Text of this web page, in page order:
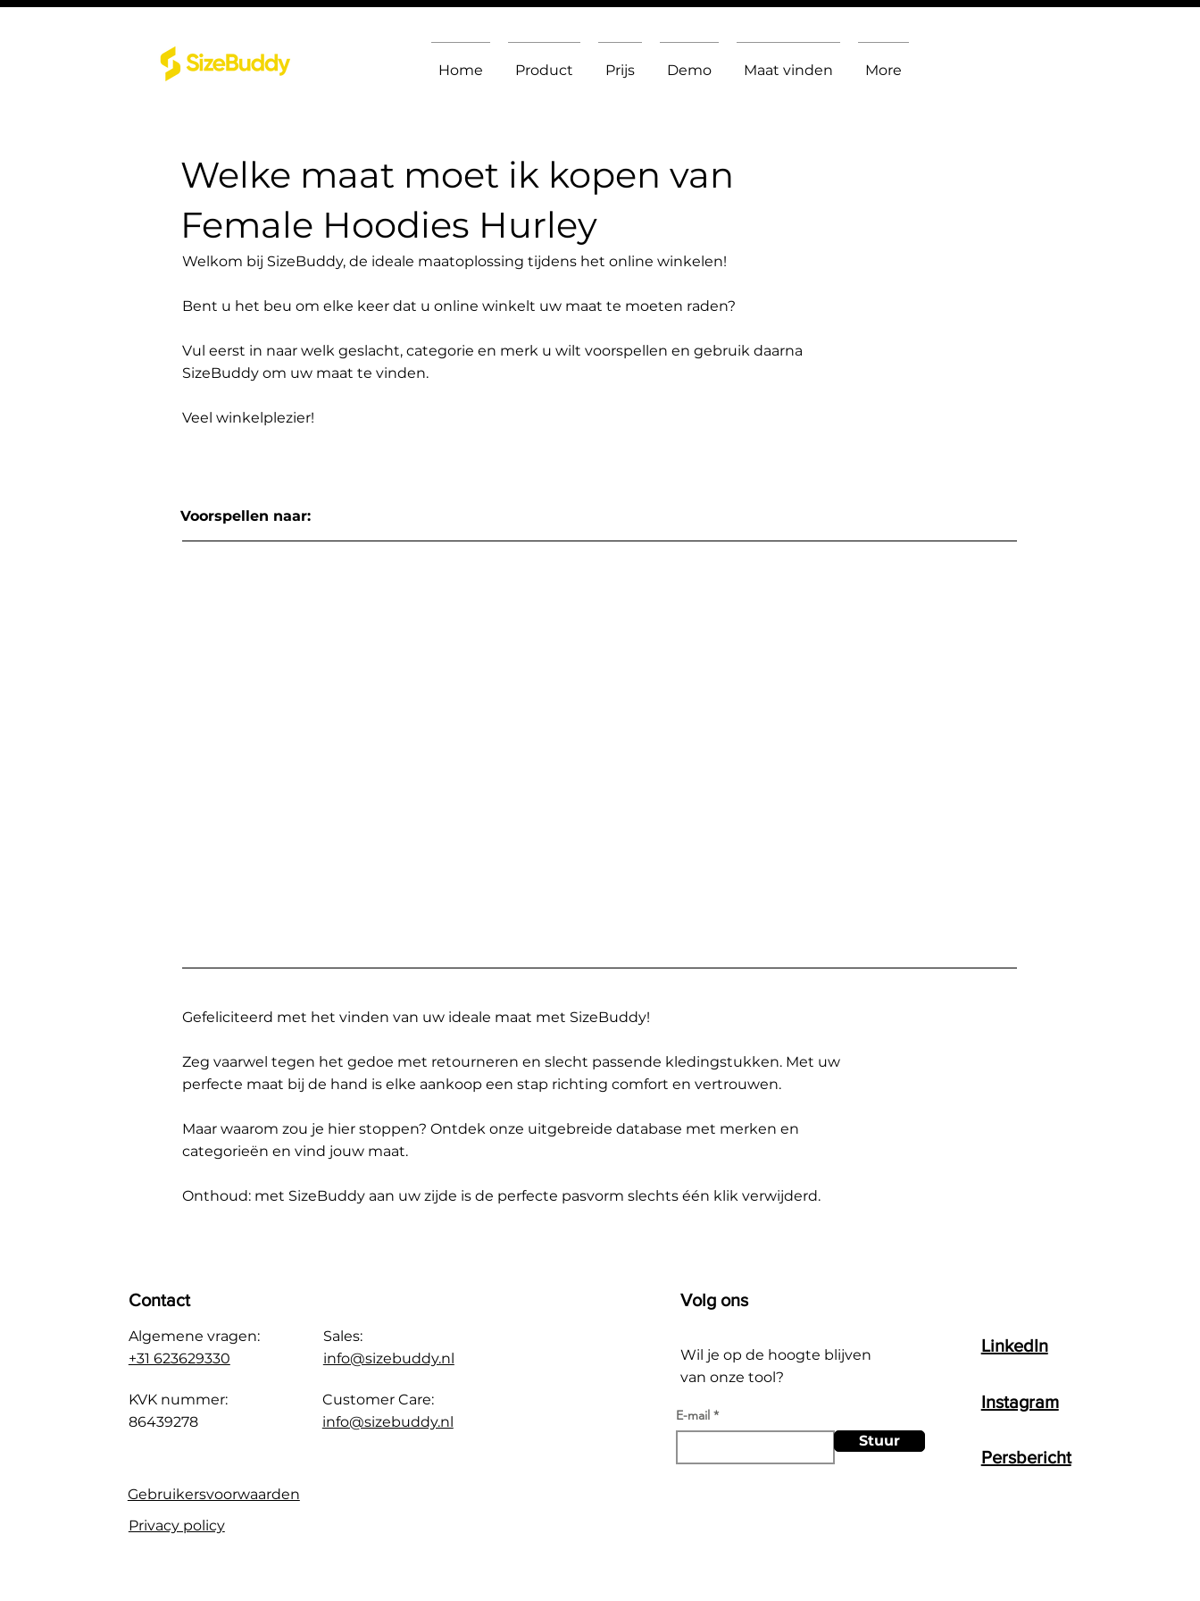
Home Product Prijs Demo Maat vinden More
Welke maat moet ik kopen van
Female Hoodies Hurley
Welkom bij SizeBuddy, de ideale maatoplossing tijdens het online winkelen!
Bent u het beu om elke keer dat u online winkelt uw maat te moeten raden?
Vul eerst in naar welk geslacht, categorie en merk u wilt voorspellen en gebruik daarna
SizeBuddy om uw maat te vinden.
Veel winkelplezier!
Voorspellen naar:
Gefeliciteerd met het vinden van uw ideale maat met SizeBuddy!
Zeg vaarwel tegen het gedoe met retourneren en slecht passende kledingstukken. Met uw
perfecte maat bij de hand is elke aankoop een stap richting comfort en vertrouwen.
Maar waarom zou je hier stoppen? Ontdek onze uitgebreide database met merken en
categorieën en vind jouw maat.
Onthoud: met SizeBuddy aan uw zijde is de perfecte pasvorm slechts één klik verwijderd.
Contact
Algemene vragen:
+31 623629330
KVK nummer:
86439278
Sales:
info@sizebuddy.nl
Customer Care:
info@sizebuddy.nl
Gebruikersvoorwaarden
Privacy policy
Volg ons
Wil je op de hoogte blijven
van onze tool?
E-mail
Stuur
LinkedIn
Instagram
Persbericht